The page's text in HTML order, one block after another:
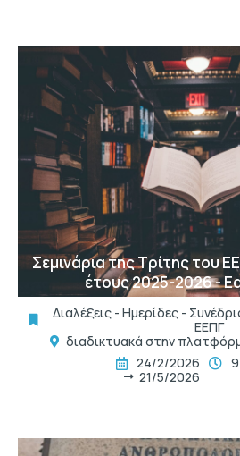
t
Σεμινάρια της Τρίτης του
έτους 2025-2026 -
Διαλέξεις - Ημερίδες -
ΕΕΠΓ
διαδικτυακά στην
24/2/2026
21/5/2026